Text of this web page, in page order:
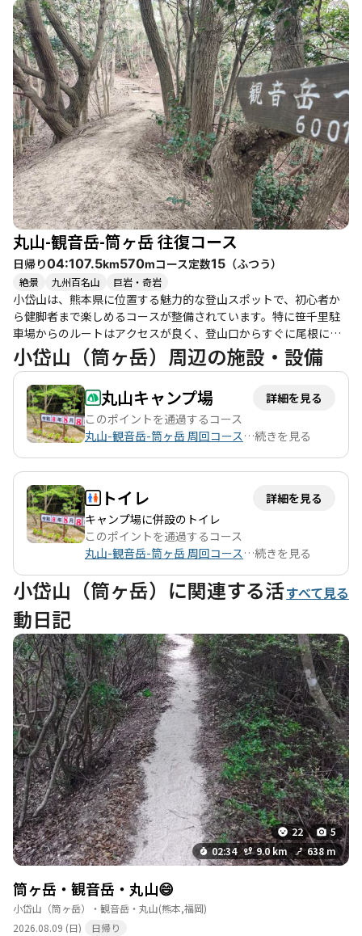
囲の自然を楽しみながらのハイキングが魅力です。 登山者たちの
体験談によれば、山頂からの眺望は素晴らしく、晴れた日には青
空が広がり、遠くの山々を一望できます。特に、観音岳への縦走
路では、雄大な景色を楽しむことができ、達成感を味わえること
間違いなしです。ただし、蚊が多い時期には注意が必要で、虫除
けスプレーの持参をおすすめします。 季節ごとの魅力も豊かで、
春にはトキワマンサクの花が見頃を迎え、秋には紅葉が美しい景
観を提供します。特に紅葉の時期には、色とりどりの葉が山を彩
り、訪れる人々を癒してくれます。また、冬には雪景色が楽し
め、静けさの中での登山は特別な体験となります。 周辺には、温
泉や地元のグルメも楽しめるスポットが点在しており、登山後の
リフレッシュにも最適です。特に、地元の柑橘類の無人販売所で
は、新鮮な果物を手に入れることができ、登山の疲れを癒してく
れます。 筒ヶ岳は、アクセスも良好で、駐車場も整備されている
ため、気軽に訪れることができます。静かな山の中で、自然と触
れ合いながら心豊かな時間を過ごすことができる、そんな素晴ら
しい登山コースです。
丸山-観音岳-筒ヶ岳 往復コース
日帰り04:107.5km570mコース定数15 （ふつう）
絶景 九州百名山 巨岩・奇岩
小岱山は、熊本県に位置する魅力的な登山スポットで、初心者か
ら健脚者まで楽しめるコースが整備されています。特に笹千里駐
車場からのルートはアクセスが良く、登山口からすぐに尾根に出
ることができ、登山のスタートがスムーズです。 このコースで
は、丸山、観音岳、筒ヶ岳を巡ることができ、各地点からは素晴
らしい眺望が広がります。特に観音岳からは、雲仙岳や有明海の
景色が楽しめ、晴れた日にはその美しさが際立ちます。登山者た
ちの中には、春の花々や初夏の緑を楽しむ方も多く、道端には紫
蘭や卯の花が咲いているのを見かけることができます。 登山の雰
囲気は、静けさと開放感に包まれ、特に早朝の登山では、日の出
を待つワクワク感が味わえます。ただし、虫が多い季節には注意
が必要で、特に夏場は虫除け対策をしておくことをおすすめしま
す。コースは整備されており、歩きやすい道が続くため、家族連
れや初心者でも安心して楽しむことができます。 また、登山後に
は近くの温泉で疲れを癒すことができるのも魅力の一つです。玉
名の玉の湯は、つるつるしたお湯が特徴で、登山の後にぴったり
です。さらに、地元のグルメとして馬刺しを楽しむこともでき、
登山の疲れを美味しい食事で癒すことができます。 小岱山は、自
然の美しさとともに、登山の楽しさを存分に味わえる場所です。
特に、初めての登山や家族でのハイキングに最適なコースで、思
い出に残る素晴らしい体験ができることでしょう。
小岱山（筒ヶ岳）周辺の施設・設備
丸山キャンプ場
詳細を見る
このポイントを通過するコース
丸山-観音岳-筒ヶ岳 周回コース…続きを見る
トイレ
詳細を見る
キャンプ場に併設のトイレ
このポイントを通過するコース
丸山-観音岳-筒ヶ岳 周回コース…続きを見る
小岱山（筒ヶ岳）に関連する活
動日記
すべて見る
22
5
02:34
9.0 km 638 m
筒ヶ岳・観音岳・丸山😄
小岱山（筒ヶ岳）・観音岳・丸山(熊本,福岡)
2026.08.09 (日)
日帰り